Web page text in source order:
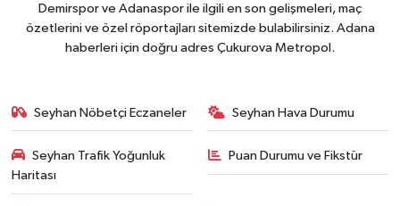
Demirspor ve Adanaspor ile ilgili en son gelişmeleri, maç
özetlerini ve özel röportajları sitemizde bulabilirsiniz. Adana
haberleri için doğru adres Çukurova Metropol.
Seyhan Nöbetçi Eczaneler Seyhan Hava Durumu
Seyhan Trafik Yoğunluk
Haritası
Puan Durumu ve Fikstür